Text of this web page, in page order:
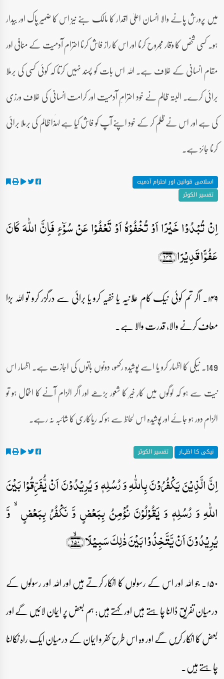
میں پرورش پانے والا انسان اعلیٰ اقدار کا مالک بنے نیز اس کا ضمیر پاک اور بیدار
ہو۔ کسی شخص کا وقار مجروح کرنا اور اس کا راز فاش کرنا احترام آدمیت کے منافی اور
مقام انسانی کے خلاف ہے۔ اللہ اس بات کو پسند نہیں کرتا کہ کوئی کسی کی برملا
برائی کرے۔ البتہ ظالم نے خود احترامِ آدمیت اور کرامت انسانی کی خلاف ورزی
کی ہے اور اس نے ظلم کر کے خود اپنے آپ کو فاش کیا ہے لہٰذا ظالم کی برملا برائی
کرنا جائز ہے۔
اسلامی قوانین اور احترام آدمیت
تفسیر الکوثر
اِنۡ تُبۡدُوۡا خَیۡرًا اَوۡ تُخۡفُوۡہُ اَوۡ تَعۡفُوۡا عَنۡ سُوۡٓءٍ فَاِنَّ اللّٰہَ کَانَ
عَفُوًّا قَدِیۡرًا﴿۱۴۹﴾
۱۴۹۔ اگر تم کوئی نیک کام علانیہ یا خفیہ کرو یا برائی سے درگزر کرو تو اللہ بڑا
معاف کرنے والا، قدرت والا ہے۔
149۔ نیکی کا اظہار کرو یا اسے پوشیدہ رکھو، دونوں باتوں کی اجازت ہے۔ اظہار اس
نیت سے ہو کہ لوگوں میں کارِ خیر کا شعور بڑھے اور اگر الزام آنے کا احتمال ہو تو
الزام دور ہو جائے اور پوشیدہ اس لحاظ سے ہو کہ ریاکاری کا شائبہ نہ رہے۔
نیکی کا اظہار تفسیر الکوثر
اِنَّ الَّذِیۡنَ یَکۡفُرُوۡنَ بِاللّٰہِ وَ رُسُلِہٖ وَ یُرِیۡدُوۡنَ اَنۡ یُّفَرِّقُوۡا بَیۡنَ
اللّٰہِ وَ رُسُلِہٖ وَ یَقُوۡلُوۡنَ نُؤۡمِنُ بِبَعۡضٍ وَّ نَکۡفُرُ بِبَعۡضٍ ۙ وَّ
یُرِیۡدُوۡنَ اَنۡ یَّتَّخِذُوۡا بَیۡنَ ذٰلِکَ سَبِیۡلًا﴿۱۵۰﴾ۙ
۱۵۰۔ جو اللہ اور اس کے رسولوں کا انکار کرتے ہیں اور اللہ اور رسولوں کے
درمیان تفریق ڈالنا چاہتے ہیں اور کہتے ہیں: ہم بعض پر ایمان لائیں گے اور
بعض کا انکار کریں گے اور وہ اس طرح کفر و ایمان کے درمیان ایک راہ نکالنا
چاہتے ہیں۔